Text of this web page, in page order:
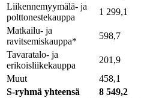
Liikennemyymälä- ja
polttonestekauppa
1 299,1
Matkailu- ja
ravitsemiskauppa*
598,7
Tavaratalo- ja
erikoisliikekauppa
201,9
Muut
458,1
S-ryhmä yhteensä
8 549,2